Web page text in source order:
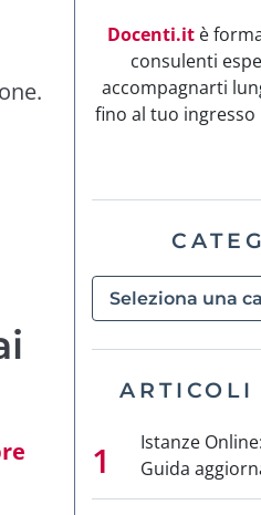
Docenti.it è
consulenti
accompagnarti
fino al tuo
ARTICOLI
Istanze
Guida